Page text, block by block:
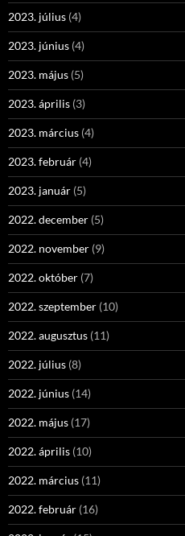
2023. július (4)
2023. június (4)
2023. május (5)
2023. április (3)
2023. március (4)
2023. február (4)
2023. január (5)
2022. december (5)
2022. november (9)
2022. október (7)
2022. szeptember (10)
2022. augusztus (11)
2022. július (8)
2022. június (14)
2022. május (17)
2022. április (10)
2022. március (11)
2022. február (16)